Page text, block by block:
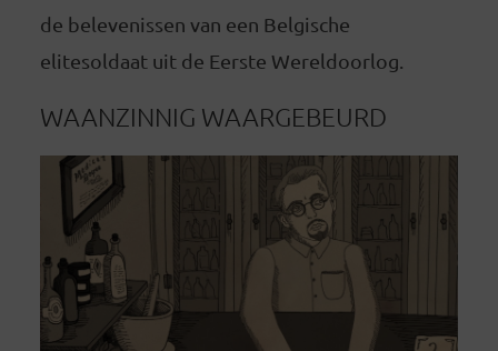
de belevenissen van een Belgische
elitesoldaat uit de Eerste Wereldoorlog.
WAANZINNIG WAARGEBEURD